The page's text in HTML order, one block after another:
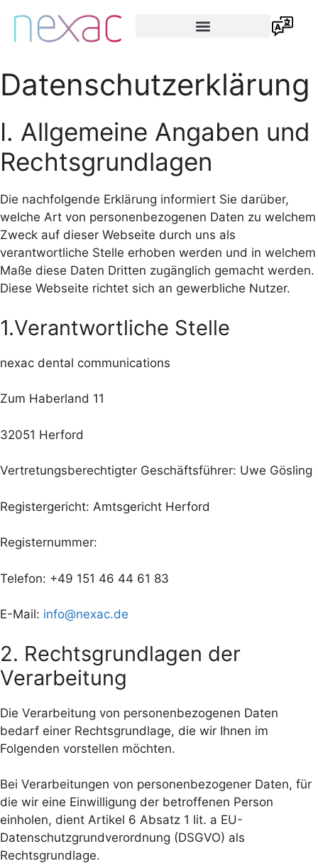
Datenschutzerklärung
I. Allgemeine Angaben und
Rechtsgrundlagen
Die nachfolgende Erklärung informiert Sie darüber,
welche Art von personenbezogenen Daten zu welchem
Zweck auf dieser Webseite durch uns als
verantwortliche Stelle erhoben werden und in welchem
Maße diese Daten Dritten zugänglich gemacht werden.
Diese Webseite richtet sich an gewerbliche Nutzer.
1.Verantwortliche Stelle
nexac dental communications
Zum Haberland 11
32051 Herford
Vertretungsberechtigter Geschäftsführer: Uwe Gösling
Registergericht: Amtsgericht Herford
Registernummer:
Telefon: +49 151 46 44 61 83
E-Mail: info@nexac.de
2. Rechtsgrundlagen der
Verarbeitung
Die Verarbeitung von personenbezogenen Daten
bedarf einer Rechtsgrundlage, die wir Ihnen im
Folgenden vorstellen möchten.
Bei Verarbeitungen von personenbezogener Daten, für
die wir eine Einwilligung der betroffenen Person
einholen, dient Artikel 6 Absatz 1 lit. a EU-
Datenschutzgrundverordnung (DSGVO) als
Rechtsgrundlage.